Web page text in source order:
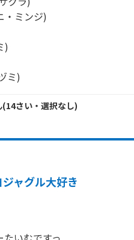
・ミンジ)
)
ミ)
(14さい・ 選択なし)
ジャグル大好き